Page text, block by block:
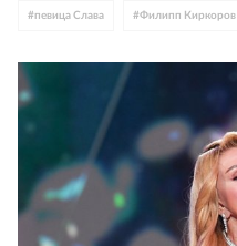
#певица Слава #Филипп Киркоров